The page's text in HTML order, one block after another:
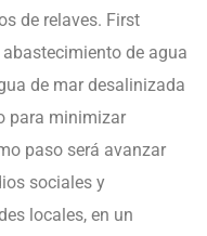
de relaves. First
de agua
de mar desalinizada
para minimizar
paso será avanzar
sociales y
locales, en un